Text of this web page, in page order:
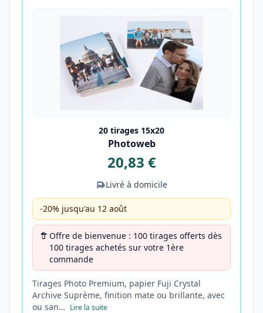
20 tirages 15x20
Photoweb
20,83 €
Livré à domicile
-20% jusqu'au 12 août
Offre de bienvenue : 100 tirages offerts dès
100 tirages achetés sur votre 1ère
commande
Tirages Photo Premium, papier Fuji Crystal
Archive Suprème, finition mate ou brillante, avec
ou san… Lire la suite